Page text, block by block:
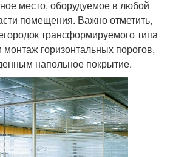
место, оборудуемое в любой
помещения. Важно отметить,
трансформируемого типа
горизонтальных порогов,
напольное покрытие.